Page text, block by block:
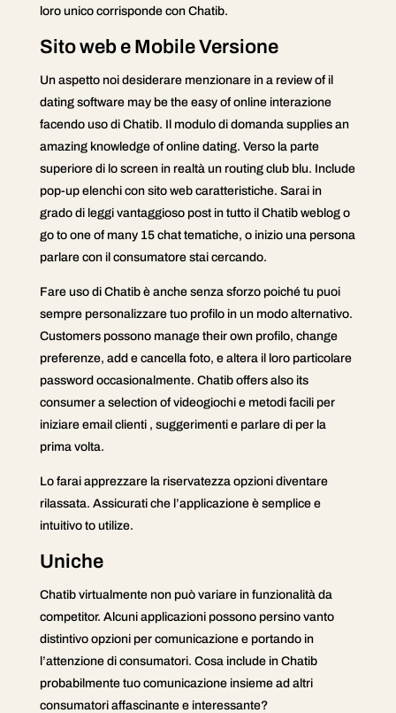
loro unico corrisponde con Chatib.
Sito web e Mobile Versione
Un aspetto noi desiderare menzionare in a review of il
dating software may be the easy of online interazione
facendo uso di Chatib. Il modulo di domanda supplies an
amazing knowledge of online dating. Verso la parte
superiore di lo screen in realtà un routing club blu. Include
pop-up elenchi con sito web caratteristiche. Sarai in
grado di leggi vantaggioso post in tutto il Chatib weblog o
go to one of many 15 chat tematiche, o inizio una persona
parlare con il consumatore stai cercando.
Fare uso di Chatib è anche senza sforzo poiché tu puoi
sempre personalizzare tuo profilo in un modo alternativo.
Customers possono manage their own profilo, change
preferenze, add e cancella foto, e altera il loro particolare
password occasionalmente. Chatib offers also its
consumer a selection of videogiochi e metodi facili per
iniziare email clienti , suggerimenti e parlare di per la
prima volta.
Lo farai apprezzare la riservatezza opzioni diventare
rilassata. Assicurati che l’applicazione è semplice e
intuitivo to utilize.
Uniche
Chatib virtualmente non può variare in funzionalità da
competitor. Alcuni applicazioni possono persino vanto
distintivo opzioni per comunicazione e portando in
l’attenzione di consumatori. Cosa include in Chatib
probabilmente tuo comunicazione insieme ad altri
consumatori affascinante e interessante?